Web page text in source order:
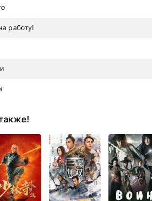
работу!